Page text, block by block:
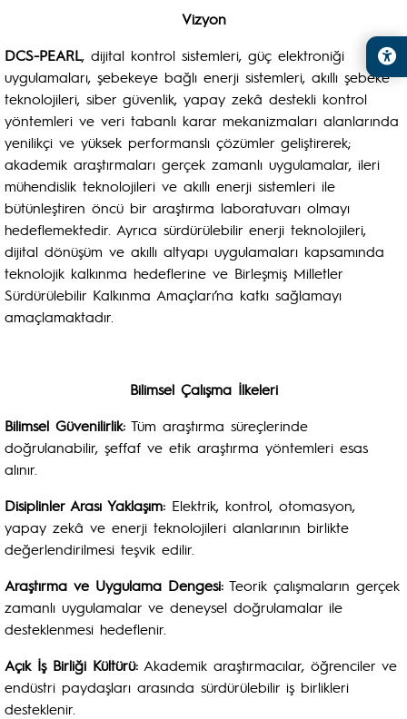
Vizyon
DCS-PEARL, dijital kontrol sistemleri, güç elektroniği
uygulamaları, şebekeye bağlı enerji sistemleri, akıllı şebeke
teknolojileri, siber güvenlik, yapay zekâ destekli kontrol
yöntemleri ve veri tabanlı karar mekanizmaları alanlarında
yenilikçi ve yüksek performanslı çözümler geliştirerek;
akademik araştırmaları gerçek zamanlı uygulamalar, ileri
mühendislik teknolojileri ve akıllı enerji sistemleri ile
bütünleştiren öncü bir araştırma laboratuvarı olmayı
hedeflemektedir. Ayrıca sürdürülebilir enerji teknolojileri,
dijital dönüşüm ve akıllı altyapı uygulamaları kapsamında
teknolojik kalkınma hedeflerine ve Birleşmiş Milletler
Sürdürülebilir Kalkınma Amaçları’na katkı sağlamayı
amaçlamaktadır.
Bilimsel Çalışma İlkeleri
Bilimsel Güvenilirlik: Tüm araştırma süreçlerinde
doğrulanabilir, şeffaf ve etik araştırma yöntemleri esas
alınır.
Disiplinler Arası Yaklaşım: Elektrik, kontrol, otomasyon,
yapay zekâ ve enerji teknolojileri alanlarının birlikte
değerlendirilmesi teşvik edilir.
Araştırma ve Uygulama Dengesi: Teorik çalışmaların gerçek
zamanlı uygulamalar ve deneysel doğrulamalar ile
desteklenmesi hedeflenir.
Açık İş Birliği Kültürü: Akademik araştırmacılar, öğrenciler ve
endüstri paydaşları arasında sürdürülebilir iş birlikleri
desteklenir.